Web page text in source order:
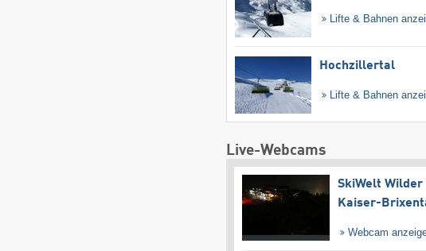
Lifte & Bahnen
Hochzillertal
Lifte & Bahnen
Live-Webcams
SkiWelt Wilder
Kaiser-
Webcam